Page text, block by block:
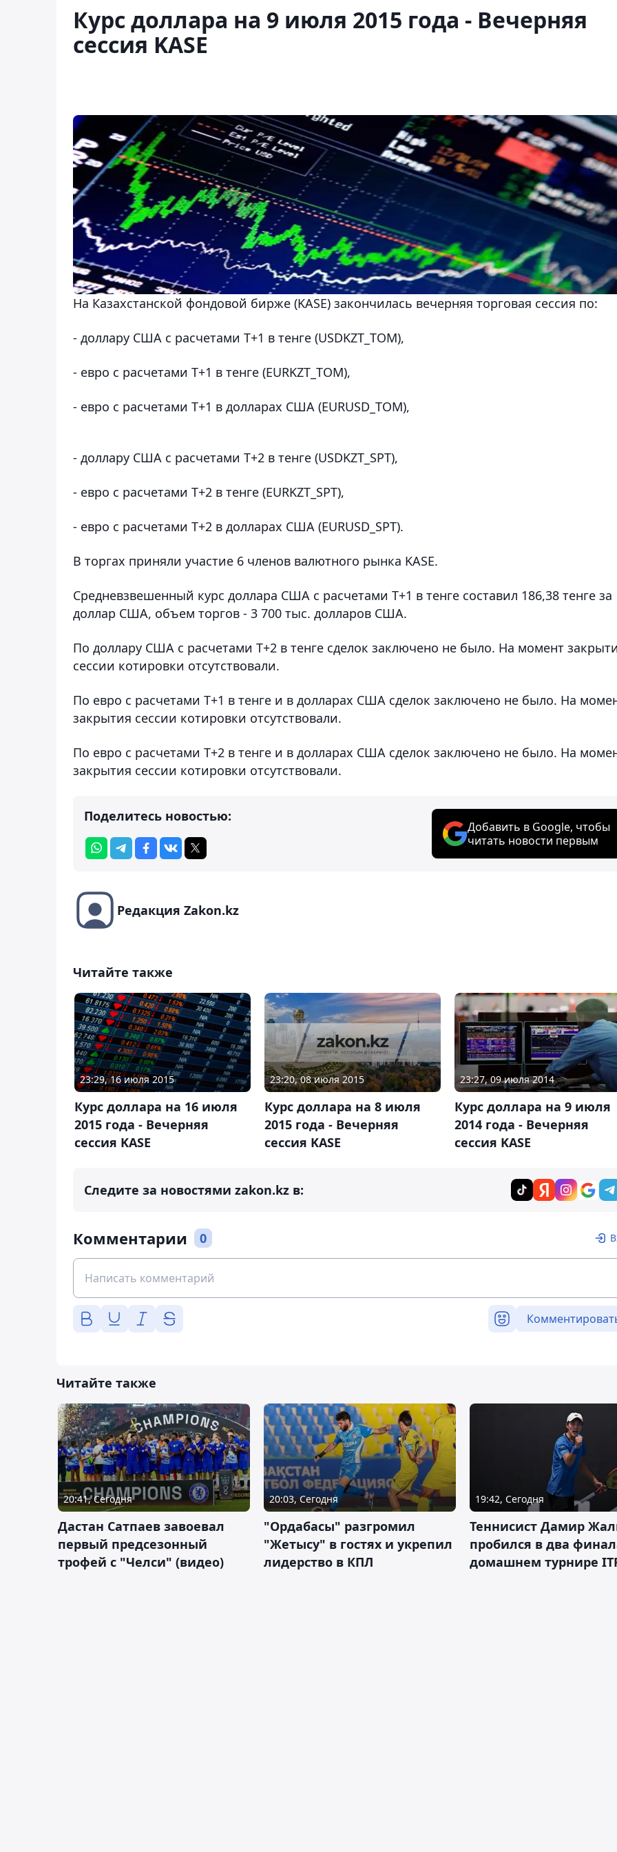
Курс доллара на 9 июля 2015 года - Вечерняя
сессия KASE
На Казахстанской фондовой бирже (KASE) закончилась вечерняя торговая сессия по:
- доллару США с расчетами Т+1 в тенге (USDKZT_TOM),
- евро с расчетами Т+1 в тенге (EURKZT_TOM),
- евро с расчетами Т+1 в долларах США (EURUSD_TOM),
- доллару США с расчетами Т+2 в тенге (USDKZT_SPT),
- евро с расчетами Т+2 в тенге (EURKZT_SPT),
- евро с расчетами Т+2 в долларах США (EURUSD_SPT).
В торгах приняли участие 6 членов валютного рынка KASE.
Средневзвешенный курс доллара США с расчетами T+1 в тенге составил 186,38 тенге за
доллар США, объем торгов - 3 700 тыс. долларов США.
По доллару США с расчетами T+2 в тенге сделок заключено не было. На момент
сессии котировки отсутствовали.
По евро с расчетами T+1 в тенге и в долларах США сделок заключено не было. На
закрытия сессии котировки отсутствовали.
По евро с расчетами Т+2 в тенге и в долларах США сделок заключено не было. На
закрытия сессии котировки отсутствовали.
Поделитесь новостью:
Добавить в Google, чтобы
читать новости первым
Редакция Zakon.kz
Читайте также
23:29, 16 июля 2015
Курс доллара на 16 июля
2015 года - Вечерняя
сессия KASE
23:20, 08 июля 2015
Курс доллара на 8 июля
2015 года - Вечерняя
сессия KASE
23:27, 09 июля 2014
Курс доллара на 9 июля
2014 года - Вечерняя
сессия KASE
Следите за новостями zakon.kz в:
Комментарии 0
Читайте также
20:41, Сегодня
Дастан Сатпаев завоевал
первый предсезонный
трофей с "Челси" (видео)
20:03, Сегодня
"Ордабасы" разгромил
"Жетысу" в гостях и укрепил
лидерство в КПЛ
19:42, Сегодня
Теннисист Дамир
пробился в два
домашнем турнире